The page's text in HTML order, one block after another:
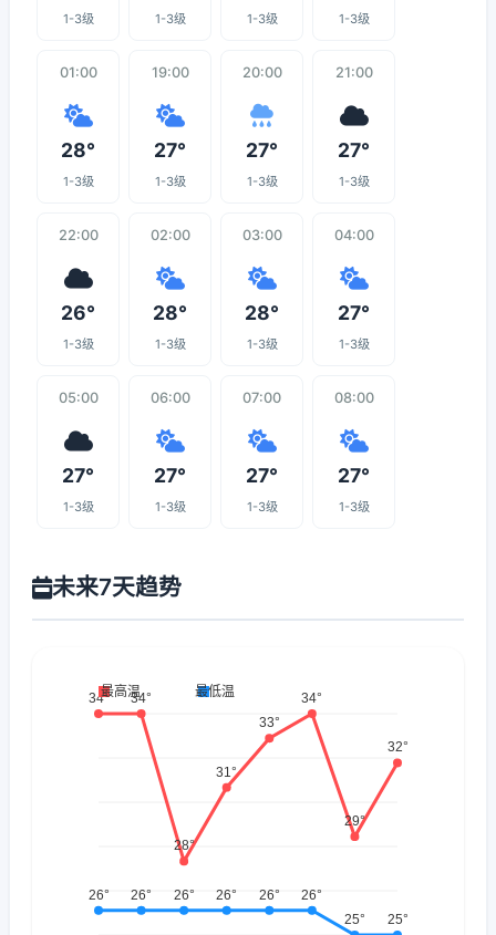
1-3级 1-3级 1-3级 1-3级
01:00
28°
1-3级
19:00
27°
1-3级
20:00
27°
1-3级
21:00
27°
1-3级
22:00
26°
1-3级
02:00
28°
1-3级
03:00
28°
1-3级
04:00
27°
1-3级
05:00
27°
1-3级
06:00
27°
1-3级
07:00
27°
1-3级
08:00
27°
1-3级
未来7天趋势